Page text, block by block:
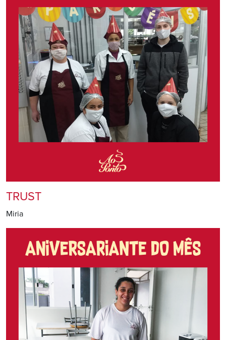
TRUST
Miria